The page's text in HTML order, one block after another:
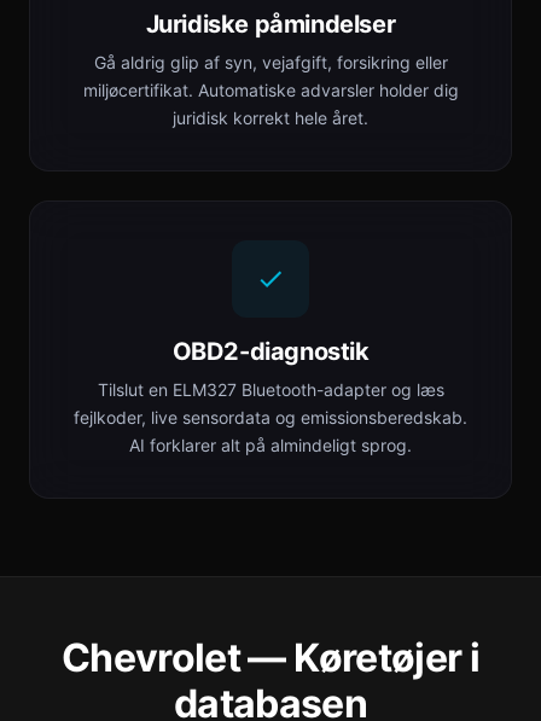
Juridiske påmindelser
Gå aldrig glip af syn, vejafgift, forsikring eller
miljøcertifikat. Automatiske advarsler holder dig
juridisk korrekt hele året.
OBD2-diagnostik
Tilslut en ELM327 Bluetooth-adapter og læs
fejlkoder, live sensordata og emissionsberedskab.
AI forklarer alt på almindeligt sprog.
Chevrolet — Køretøjer i
databasen